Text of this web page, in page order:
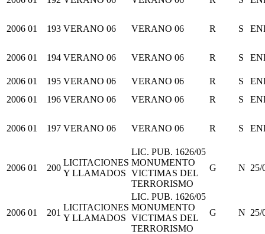
2006 01 193 VERANO 06 VERANO 06 R S
2006 01 194 VERANO 06 VERANO 06 R S
2006 01 195 VERANO 06 VERANO 06 R S
2006 01 196 VERANO 06 VERANO 06 R S
2006 01 197 VERANO 06 VERANO 06 R S
2006 01 200
LICITACIONES
Y LLAMADOS
LIC. PUB. 1626/05
MONUMENTO
VICTIMAS DEL
TERRORISMO
G N 25/
2006 01 201
LICITACIONES
Y LLAMADOS
LIC. PUB. 1626/05
MONUMENTO
VICTIMAS DEL
TERRORISMO
G N 25/